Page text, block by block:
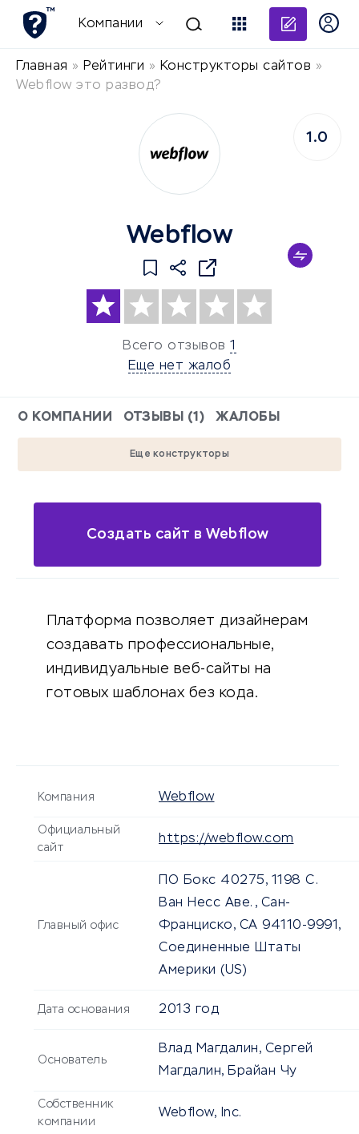
Компании
Главная » Рейтинги » Конструкторы сайтов »
Webflow это развод?
Webflow
Всего отзывов 1
Еще нет жалоб
1.0
О КОМПАНИИ ОТЗЫВЫ (1) ЖАЛОБЫ
Еще конструкторы
Создать сайт в Webflow
Платформа позволяет дизайнерам
создавать профессиональные,
индивидуальные веб-сайты на
готовых шаблонах без кода.
Компания Webflow
Официальный
сайт
https://webflow.com
Главный офис
ПО Бокс 40275, 1198 С.
Ван Несс Аве., Сан-
Франциско, СА 94110-9991,
Соединенные Штаты
Америки (US)
Дата основания 2013 год
Основатель
Влад Магдалин, Сергей
Магдалин, Брайан Чу
Собственник
компании
Webflow, Inc.